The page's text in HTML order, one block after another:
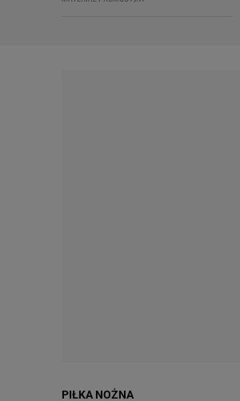
PIŁKA NOŻNA